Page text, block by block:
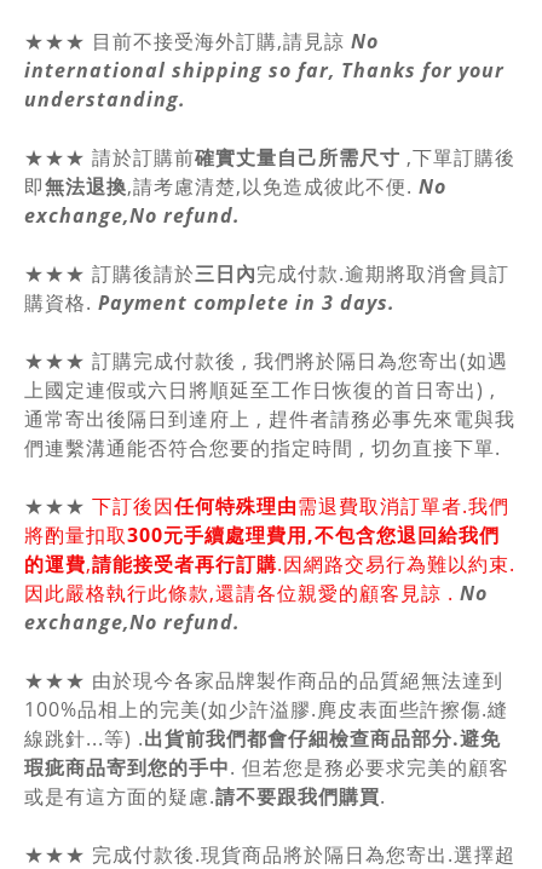
★★★ 目前不接受海外訂購,請見諒 No
international shipping so far, Thanks for your
understanding.
★★★ 請於訂購前確實丈量自己所需尺寸 ,下單訂購後
即無法退換,請考慮清楚,以免造成彼此不便. No
exchange,No refund.
★★★ 訂購後請於三日內完成付款.逾期將取消會員訂
購資格. Payment complete in 3 days.
★★★ 訂購完成付款後 , 我們將於隔日為您寄出(如遇
上國定連假或六日將順延至工作日恢復的首日寄出) ,
通常寄出後隔日到達府上 , 趕件者請務必事先來電與我
們連繫溝通能否符合您要的指定時間 , 切勿直接下單.
★★★ 下訂後因任何特殊理由需退費取消訂單者.我們
將酌量扣取300元手續處理費用,不包含您退回給我們
的運費,請能接受者再行訂購.因網路交易行為難以約束.
因此嚴格執行此條款,還請各位親愛的顧客見諒 . No
exchange,No refund.
★★★ 由於現今各家品牌製作商品的品質絕無法達到
100%品相上的完美(如少許溢膠.麂皮表面些許擦傷.縫
線跳針...等) .出貨前我們都會仔細檢查商品部分.避免
瑕疵商品寄到您的手中. 但若您是務必要求完美的顧客
或是有這方面的疑慮.請不要跟我們購買.
★★★ 完成付款後.現貨商品將於隔日為您寄出.選擇超